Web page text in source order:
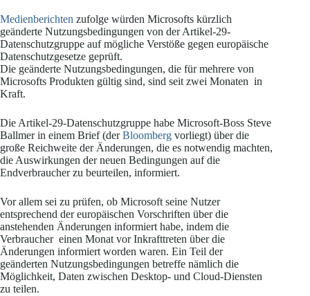
Medienberichten zufolge würden Microsofts kürzlich
geänderte Nutzungsbedingungen von der Artikel-29-
Datenschutzgruppe auf mögliche Verstöße gegen europäische
Datenschutzgesetze geprüft.
Die geänderte Nutzungsbedingungen, die für mehrere von
Microsofts Produkten gültig sind, sind seit zwei Monaten in
Kraft.
Die Artikel-29-Datenschutzgruppe habe Microsoft-Boss Steve
Ballmer in einem Brief (derBloomberg vorliegt) über die
große Reichweite der Änderungen, die es notwendig machten,
die Auswirkungen der neuen Bedingungen auf die
Endverbraucher zu beurteilen, informiert.
Vor allem sei zu prüfen, ob Microsoft seine Nutzer
entsprechend der europäischen Vorschriften über die
anstehenden Änderungen informiert habe, indem die
Verbraucher einen Monat vor Inkrafttreten über die
Änderungen informiert worden waren. Ein Teil der
geänderten Nutzungsbedingungen betreffe nämlich die
Möglichkeit, Daten zwischen Desktop- und Cloud-Diensten
zu teilen.